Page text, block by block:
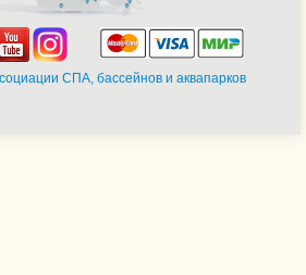
СПА, бассейнов и аквапарков